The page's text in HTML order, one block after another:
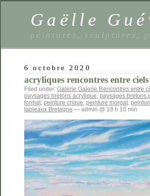
Gaëlle
peintures, sculptures,
6 octobre 2020
acryliques rencontres entre
Filed under: Galerie,Galerie Rencontres entre
paysages bretons acrylique, paysages bretons
format, peinture crique, peinture morgat,
tableaux Bretagne — admin @ 19 h 10 min